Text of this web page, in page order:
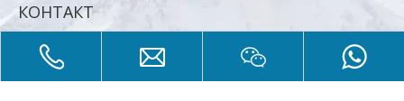
КОНТАКТ
Тел: + 86-25-57116860
Телефон: + 86-13912908767
Эл. адрес:info@wypumps.com